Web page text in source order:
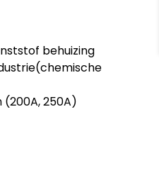
behuizing
250A)